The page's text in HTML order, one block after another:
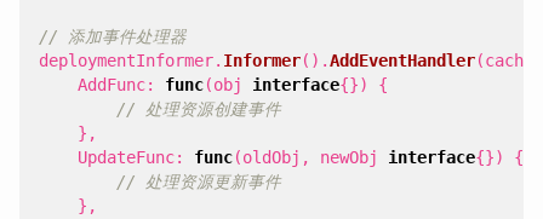
// 添加事件处理器
deploymentInformer. Informer().AddEventHandler(cache
AddFunc: func(obj interface{})
{
// 处理资源创建事件
},
UpdateFunc: func(oldObj , newObj interface{})
{
// 处理资源更新事件
},